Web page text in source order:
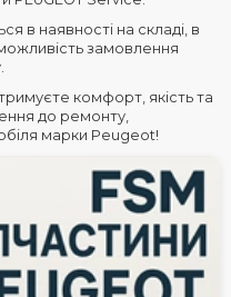
в наявності на складі, в
замовлення
комфорт, якість та
до ремонту,
марки Peugeot!